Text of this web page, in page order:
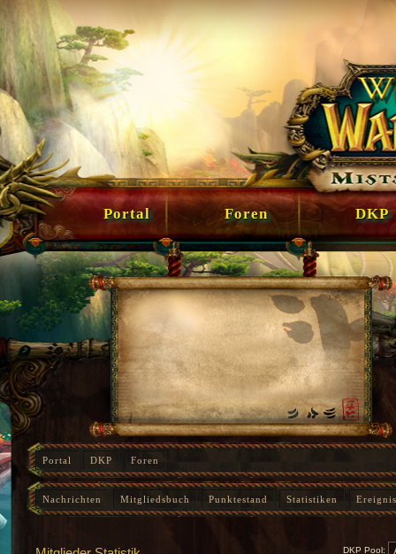
Portal Foren DKP
Portal DKP Foren
Nachrichten Mitgliedsbuch Punktestand Statistiken
DKP Pool: